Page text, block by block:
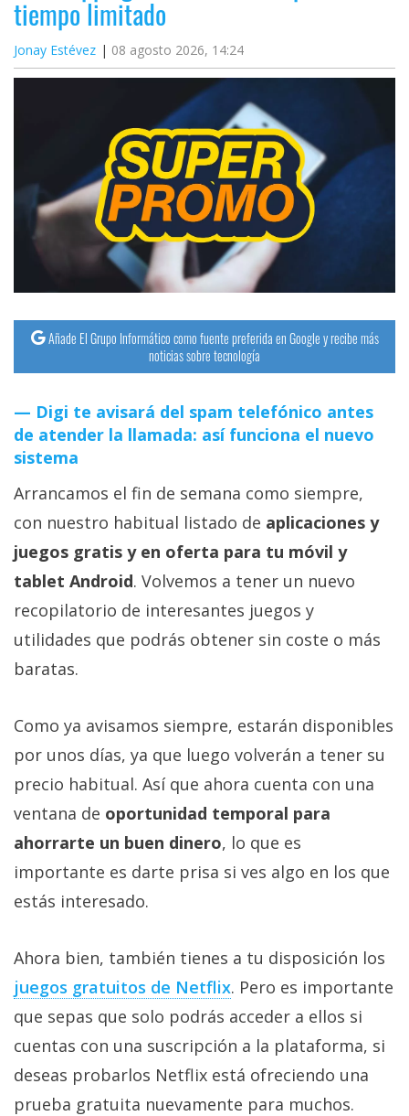
tiempo limitado
Jonay Estévez 08 agosto 2026, 14:24
Añade El Grupo Informático como fuente preferida en Google y recibe más
noticias sobre tecnología
Digi te avisará del spam telefónico antes
de atender la llamada: así funciona el nuevo
sistema
Arrancamos el fin de semana como siempre,
con nuestro habitual listado de aplicaciones y
juegos gratis y en oferta para tu móvil y
tablet Android. Volvemos a tener un nuevo
recopilatorio de interesantes juegos y
utilidades que podrás obtener sin coste o más
baratas.
Como ya avisamos siempre, estarán disponibles
por unos días, ya que luego volverán a tener su
precio habitual. Así que ahora cuenta con una
ventana de oportunidad temporal para
ahorrarte un buen dinero, lo que es
importante es darte prisa si ves algo en los que
estás interesado.
Ahora bien, también tienes a tu disposición los
juegos gratuitos de Netflix‎. Pero es importante
que sepas que solo podrás acceder a ellos si
cuentas con una suscripción a la plataforma, si
deseas probarlos Netflix está ofreciendo una
prueba gratuita nuevamente para muchos.